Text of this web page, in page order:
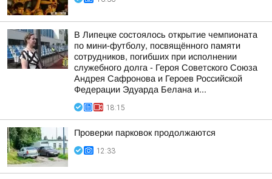
В Липецке состоялось открытие чемпионата
по мини-футболу, посвящённого памяти
сотрудников, погибших при исполнении
служебного долга - Героя Советского Союза
Андрея Сафронова и Героев Российской
Федерации Эдуарда Белана и...
18:15
Проверки парковок продолжаются
12:33